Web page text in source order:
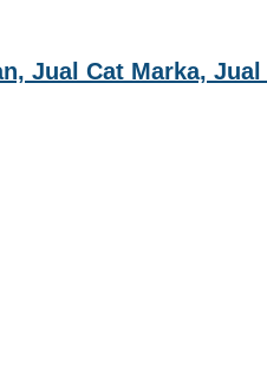
Jual Cat Marka, Jual